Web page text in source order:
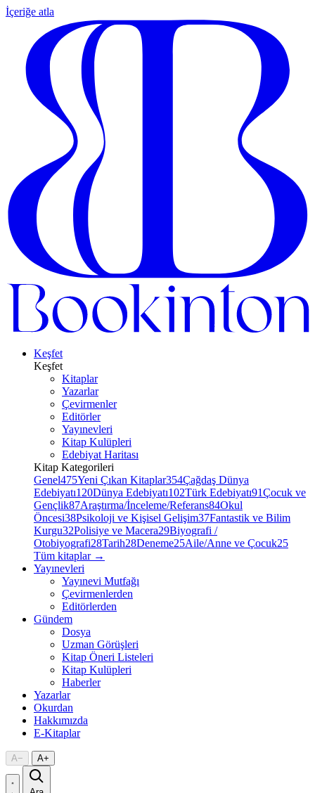
İçeriğe atla
Keşfet
Keşfet
Kitaplar
Yazarlar
Çevirmenler
Editörler
Yayınevleri
Kitap Kulüpleri
Edebiyat Haritası
Kitap Kategorileri
Genel475Yeni Çıkan Kitaplar354Çağdaş Dünya
Edebiyatı120Dünya Edebiyatı102Türk Edebiyatı91Çocuk ve
Gençlik87Araştırma/İnceleme/Referans84Okul
Öncesi38Psikoloji ve Kişisel Gelişim37Fantastik ve Bilim
Kurgu32Polisiye ve Macera29Biyografi /
Otobiyografi28Tarih28Deneme25Aile/Anne ve Çocuk25
Tüm kitaplar →
Yayınevleri
Yayınevi Mutfağı
Çevirmenlerden
Editörlerden
Gündem
Dosya
Uzman Görüşleri
Kitap Öneri Listeleri
Kitap Kulüpleri
Haberler
Yazarlar
Okurdan
Hakkımızda
E-Kitaplar
A− A+